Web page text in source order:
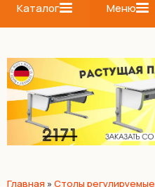
Каталог Меню
Главная » Cтолы регулируемые